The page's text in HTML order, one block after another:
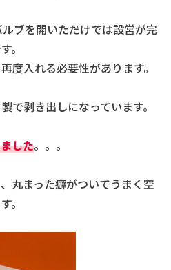
ブを開いただけでは設営が完
。
度入れる必要性があります。
剥き出しになっています。
した。。。
丸まった癖がついてうまく空
。